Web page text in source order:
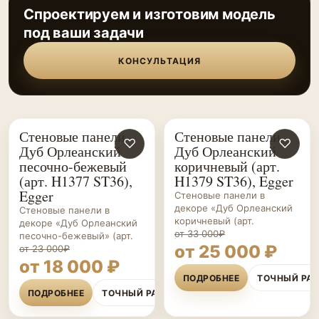
Спроектируем и изготовим модель
под ваши задачи
КОНСУЛЬТАЦИЯ
СТЕНОВЫЕ
ПАНЕЛИ НА ЗАКАЗ
♡
Стеновые панели
Дуб Орлеанский
песочно-бежевый
(арт. H1377 ST36),
Egger
Стеновые панели в
декоре «Дуб Орлеанский
песочно-бежевый» (арт.
от 23 000₽
от 18 000 ₽
ПОДРОБНЕЕ ТОЧНЫЙ РАСЧЁТ
СТЕНОВЫЕ
ПАНЕЛИ НА ЗАКАЗ
♡
Стеновые панели
Дуб Орлеанский
коричневый (арт.
H1379 ST36), Egger
Стеновые панели в
декоре «Дуб Орлеанский
коричневый (арт.
от 33 000₽
от 25 000 ₽
ПОДРОБНЕЕ ТОЧНЫЙ